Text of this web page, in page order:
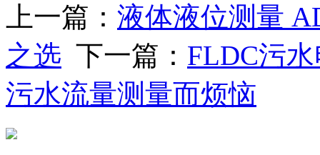
上一篇： 液体液位测量
之选 下一篇： FLDC污
污水流量测量而烦恼